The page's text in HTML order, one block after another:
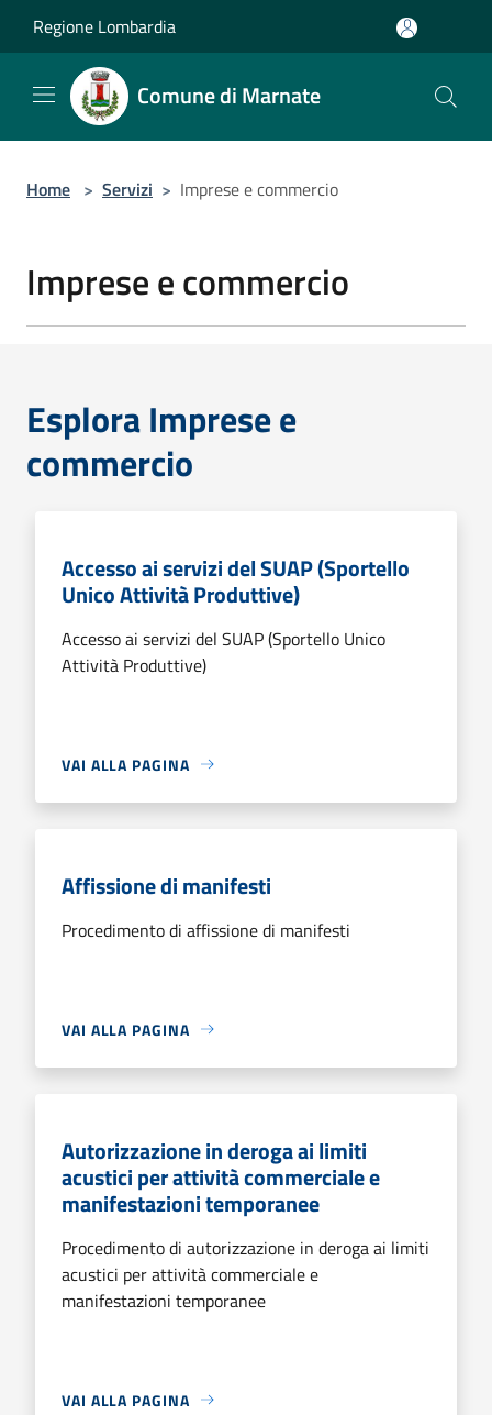
Regione Lombardia
Comune di Marnate
Home > Servizi > Imprese e commercio
Imprese e commercio
Esplora Imprese e
commercio
Accesso ai servizi del SUAP (Sportello
Unico Attività Produttive)
Accesso ai servizi del SUAP (Sportello Unico
Attività Produttive)
VAI ALLA PAGINA
Affissione di manifesti
Procedimento di affissione di manifesti
VAI ALLA PAGINA
Autorizzazione in deroga ai limiti
acustici per attività commerciale e
manifestazioni temporanee
Procedimento di autorizzazione in deroga ai limiti
acustici per attività commerciale e
manifestazioni temporanee
VAI ALLA PAGINA